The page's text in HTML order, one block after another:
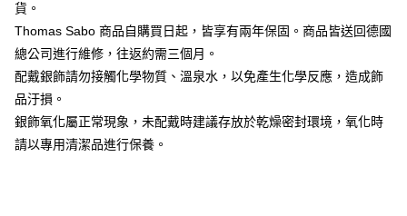
運送方式
黑貓宅急便
每筆NT$100，滿NT$3,000(含以上)免運費
貨。
Thomas Sabo 商品自購買日起，皆享有兩年保固。商品皆送回德國
總公司進行維修，往返約需三個月。
配戴銀飾請勿接觸化學物質、溫泉水，以免產生化學反應，造成飾
品汙損。
銀飾氧化屬正常現象，未配戴時建議存放於乾燥密封環境，氧化時
請以專用清潔品進行保養。